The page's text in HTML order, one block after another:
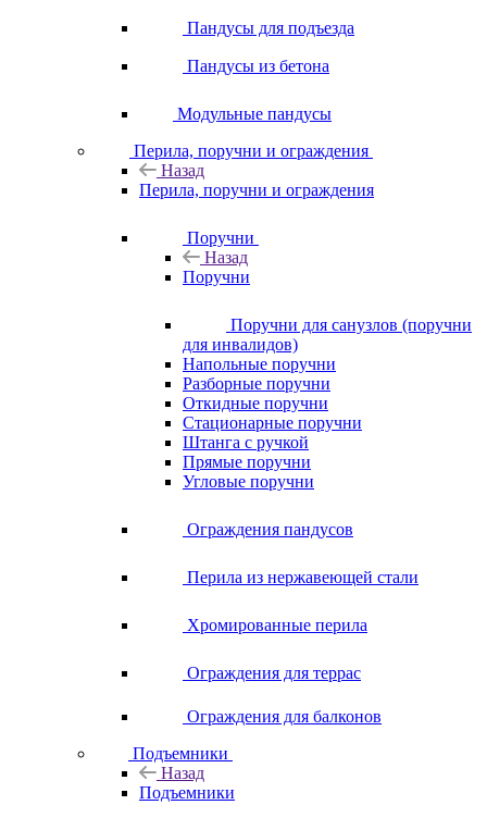
Пандусы для подъезда
Пандусы из бетона
Модульные пандусы
Перила, поручни и ограждения
Назад
Перила, поручни и ограждения
Поручни
Назад
Поручни
Поручни для санузлов (поручни
для инвалидов)
Напольные поручни
Разборные поручни
Откидные поручни
Стационарные поручни
Штанга с ручкой
Прямые поручни
Угловые поручни
Ограждения пандусов
Перила из нержавеющей стали
Хромированные перила
Ограждения для террас
Ограждения для балконов
Подъемники
Назад
Подъемники